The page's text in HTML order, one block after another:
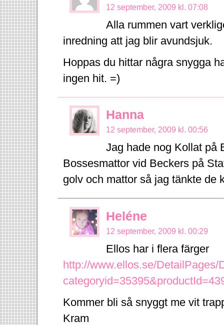
12 september, 2009 kl. 07:08
Alla rummen vart
inredning att jag blir avundsjuk.
Hoppas du hittar några snygga
ingen hit. =)
Hanna
12 september, 2009 kl. 00:56
Jag hade nog Kollat på
Bossesmattor vid Beckers på
golv och mattor så jag tänkte de
Heléne
12 september, 2009 kl. 00:29
Ellos har i flera färger
http://www.ellos.se/DetailPages/
Kommer bli så snyggt me vit
Kram